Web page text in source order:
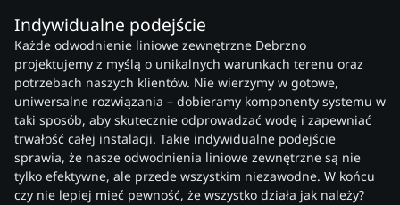
Indywidualne podejście
Każde odwodnienie liniowe zewnętrzne Debrzno
projektujemy z myślą o unikalnych warunkach terenu oraz
potrzebach naszych klientów. Nie wierzymy w gotowe,
uniwersalne rozwiązania – dobieramy komponenty systemu w
taki sposób, aby skutecznie odprowadzać wodę i zapewniać
trwałość całej instalacji. Takie indywidualne podejście
sprawia, że nasze odwodnienia liniowe zewnętrzne są nie
tylko efektywne, ale przede wszystkim niezawodne. W końcu
czy nie lepiej mieć pewność, że wszystko działa jak należy?